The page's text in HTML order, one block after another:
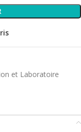
et Laboratoire